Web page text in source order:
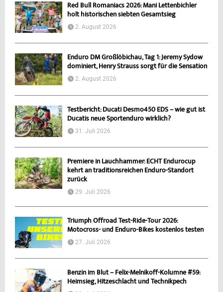
Red Bull Romaniacs 2026: Mani Lettenbichler
holt historischen siebten Gesamtsieg
2. August 2026
Enduro DM Großlöbichau, Tag 1: Jeremy Sydow
dominiert, Henry Strauss sorgt für die Sensation
2. August 2026
Testbericht: Ducati Desmo450 EDS – wie gut ist
Ducatis neue Sportenduro wirklich?
31. Juli 2026
Premiere in Lauchhammer: ECHT Endurocup
kehrt an traditionsreichen Enduro-Standort
zurück
29. Juli 2026
Triumph Offroad Test-Ride-Tour 2026:
Motocross- und Enduro-Bikes kostenlos testen
27. Juli 2026
Benzin im Blut – Felix-Melnikoff-Kolumne #59:
Heimsieg, Hitzeschlacht und Technikpech